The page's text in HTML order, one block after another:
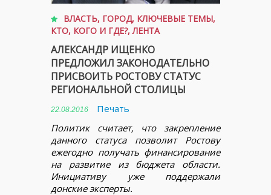
ВЛАСТЬ, ГОРОД, КЛЮЧЕВЫЕ ТЕМЫ,
КТО, КОГО И ГДЕ?,ЛЕНТА
АЛЕКСАНДР ИЩЕНКО
ПРЕДЛОЖИЛ ЗАКОНОДАТЕЛЬНО
ПРИСВОИТЬ РОСТОВУ СТАТУС
РЕГИОНАЛЬНОЙ СТОЛИЦЫ
22.08.2016
Печать
Политик считает, что закрепление
данного статуса позволит Ростову
ежегодно получать финансирование
на развитие из бюджета области.
Инициативу уже поддержали
донские эксперты.